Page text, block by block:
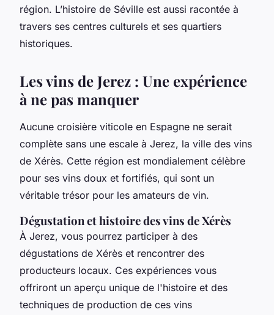
région. L’histoire de Séville est aussi racontée à
travers ses centres culturels et ses quartiers
historiques.
Les vins de Jerez : Une expérience
à ne pas manquer
Aucune croisière viticole en Espagne ne serait
complète sans une escale à Jerez, la ville des vins
de Xérès. Cette région est mondialement célèbre
pour ses vins doux et fortifiés, qui sont un
véritable trésor pour les amateurs de vin.
Dégustation et histoire des vins de Xérès
À Jerez, vous pourrez participer à des
dégustations de Xérès et rencontrer des
producteurs locaux. Ces expériences vous
offriront un aperçu unique de l'histoire et des
techniques de production de ces vins